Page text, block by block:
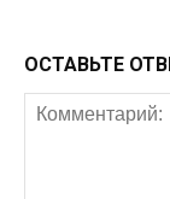
ОСТАВЬТЕ